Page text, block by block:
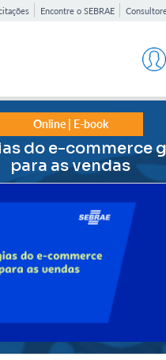
Encontre o SEBRAE
Online | E-book
do e-commerce
para as vendas